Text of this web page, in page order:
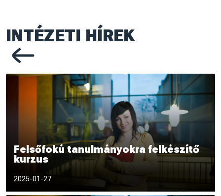
INTÉZETI HÍREK
Előző oldal
Felsőfokú tanulmányokra felkészítő
kurzus
Felsőfokú tanulmányokra felkészítő kurzus_TSI.d
2025-01-27